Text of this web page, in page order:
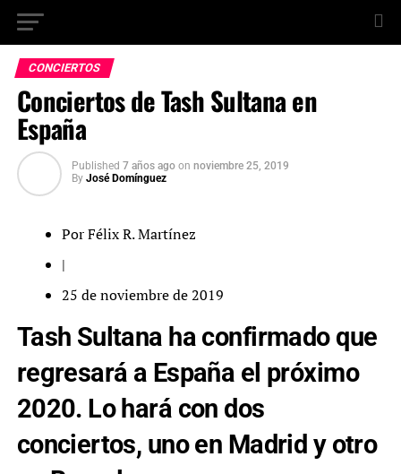
CONCIERTOS
Conciertos de Tash Sultana en
España
Published 7 años ago on noviembre 25, 2019
By José Domínguez
Por Félix R. Martínez
|
25 de noviembre de 2019
Tash Sultana ha confirmado que
regresará a España el próximo
2020. Lo hará con dos
conciertos, uno en Madrid y otro